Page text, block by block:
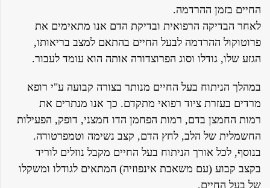
החיים בזמן ההרדמה.
לאחר הבדיקה הרפואית ובדיקת הדם אנו מתאימים את
פרוטוקול ההרדמה לבעל החיים בהתאם למצב בריאותו,
הגזע שלו, גודלו וסוג הפרוצדורה אותה הוא עומד לעבור.
במהלך הניתוח בעל החיים מנותר בצורה קבועה ע"י רופא
מרדים בעזרת ציוד רפואי מתקדם. כך אנו מנתרים את
רמות החמצן בדם, רמות הפחמן הדו חמצני, דופק, הפעילות
החשמלית של הלב, לחץ הדם, קצב נשימה וטמפרטורה.
בנוסף, לכל אורך הניתוח בעל החיים מקבל נוזלים לוריד
בקצב קבוע (עם משאבת אינפוזיה) המתאים לגודלו ומשקלו
של בעל החיים.